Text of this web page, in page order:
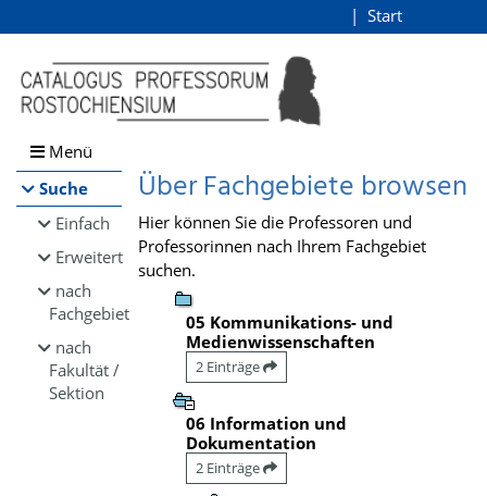
Browsen
direkt zum Inhalt
Start
Menü
Suche
Einfach
Erweitert
nach
Fachgebiet
nach
Fakultät /
Sektion
Über Fachgebiete browsen
Hier können Sie die Professoren und
Professorinnen nach Ihrem Fachgebiet
suchen.
05 Kommunikations- und
Medienwissenschaften
2 Einträge
06 Information und
Dokumentation
2 Einträge